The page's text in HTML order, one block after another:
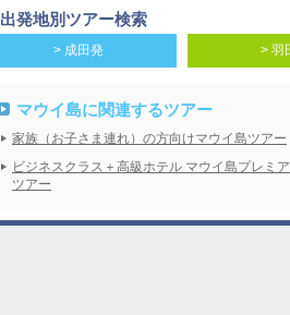
出発地別ツアー検索
> 成田発 > 羽
マウイ島に関連するツアー
家族（お子さま連れ）の方向けマウイ島ツアー
ビジネスクラス＋高級ホテル マウイ島プレミ
ツアー